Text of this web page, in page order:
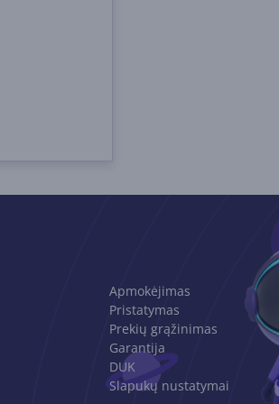
Apmokėjimas
Pristatymas
Prekių grąžinimas
Garantija
DUK
Slapukų nustatymai